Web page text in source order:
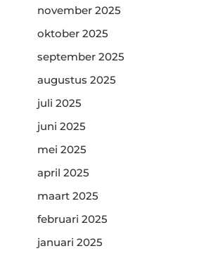
november 2025
oktober 2025
september 2025
augustus 2025
juli 2025
juni 2025
mei 2025
april 2025
maart 2025
februari 2025
januari 2025